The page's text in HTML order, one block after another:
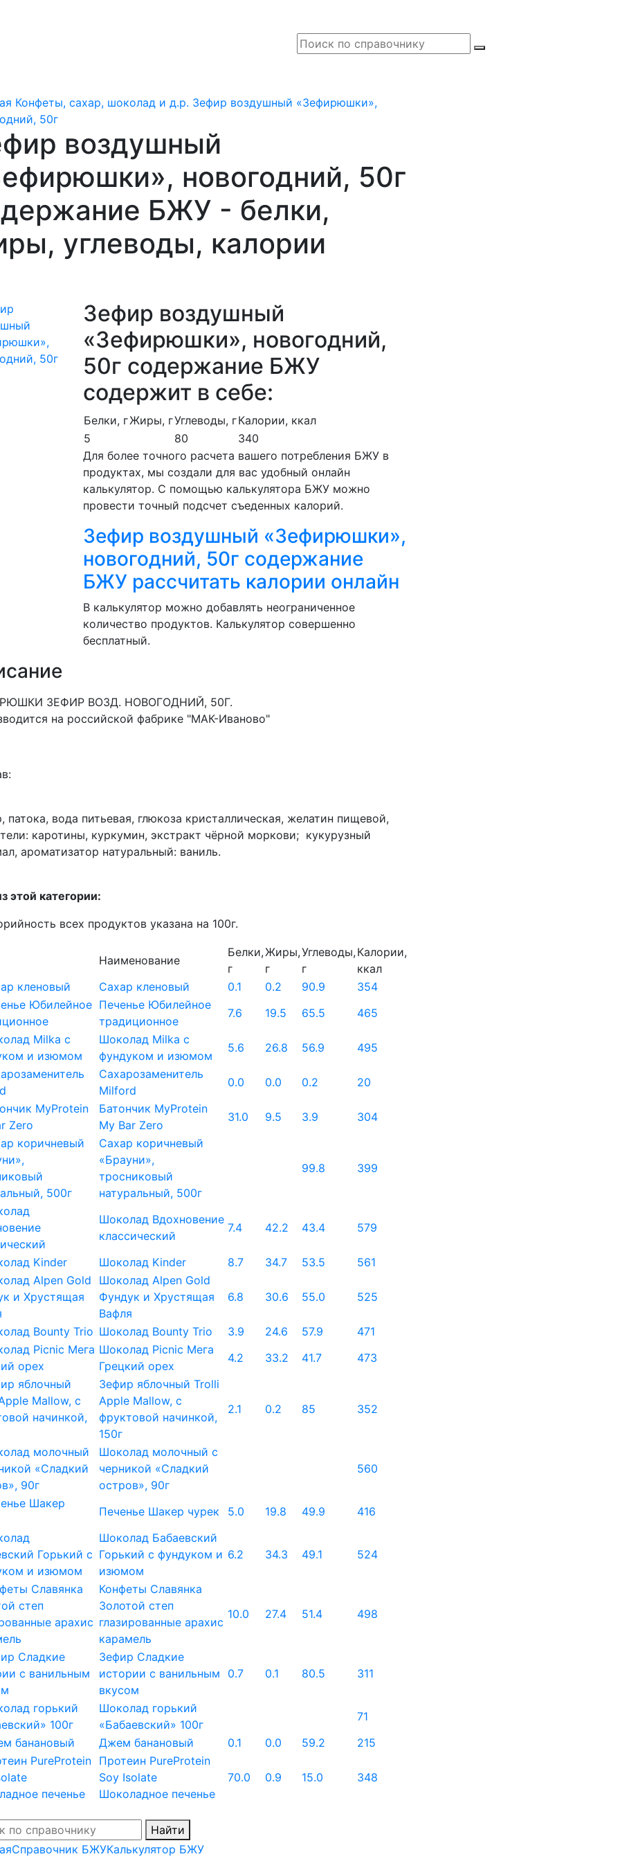
Конфеты, сахар, шоколад и д.р. Зефир воздушный «Зефирюшки»,
50г
воздушный
новогодний, 50г
БЖУ - белки,
углеводы, калории
Зефир воздушный
«Зефирюшки», новогодний,
50г содержание БЖУ
содержит в себе:
Белки, гЖиры, гУглеводы, гКалории, ккал
5
80
340
Для более точного расчета вашего потребления БЖУ в
продуктах, мы создали для вас удобный онлайн
калькулятор. С помощью калькулятора БЖУ можно
провести точный подсчет съеденных калорий.
Зефир воздушный «Зефирюшки»,
новогодний, 50г содержание
БЖУ рассчитать калории онлайн
В калькулятор можно добавлять неограниченное
количество продуктов. Калькулятор совершенно
бесплатный.
ЗЕФИР ВОЗД. НОВОГОДНИЙ, 50Г.
на российской фабрике "МАК-Иваново"
патока, вода питьевая, глюкоза кристаллическая, желатин пищевой,
каротины, куркумин, экстракт чёрной моркови; кукурузный
ароматизатор натуральный: ваниль.
этой категории:
всех продуктов указана на 100г.
Наименование
Белки,
г
Жиры,
г
Углеводы,
г
Калории,
ккал
Сахар кленовый
0.1 0.2 90.9
354
Печенье Юбилейное
традиционное
7.6 19.5 65.5
465
Шоколад Milka с
фундуком и изюмом
5.6 26.8 56.9
495
Сахарозаменитель
Milford
0.0 0.0 0.2
20
Батончик MyProtein
My Bar Zero
31.0 9.5 3.9
304
Сахар коричневый
«Брауни»,
тросниковый
натуральный, 500г
99.8 399
Шоколад Вдохновение
классический
7.4 42.2 43.4 579
Шоколад Kinder 8.7 34.7 53.5
561
Шоколад Alpen Gold
Фундук и Хрустящая
Вафля
6.8 30.6 55.0 525
Шоколад Bounty Trio 3.9 24.6 57.9
471
Шоколад Picnic Мега
Грецкий орех
4.2 33.2 41.7
473
Зефир яблочный Trolli
Apple Mallow, с
фруктовой начинкой,
150г
2.1 0.2 85 352
Шоколад молочный с
черникой «Сладкий
остров», 90г
560
Печенье Шакер чурек 5.0 19.8 49.9
416
Шоколад Бабаевский
Горький с фундуком и
изюмом
6.2 34.3 49.1 524
Конфеты Славянка
Золотой степ
глазированные арахис
карамель
10.0 27.4 51.4 498
Зефир Сладкие
истории с ванильным
вкусом
0.7 0.1 80.5 311
Шоколад горький
«Бабаевский» 100г
71
Джем банановый
0.1 0.0 59.2
215
Протеин PureProtein
Soy Isolate
Шоколадное печенье
70.0 0.9 15.0 348
Найти
Справочник БЖУКалькулятор БЖУ